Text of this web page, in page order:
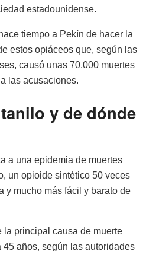
estadounidense.
tiempo a Pekín de hacer la
estos opiáceos que, según las
causó unas 70.000 muertes
las acusaciones.
y de dónde
a una epidemia de muertes
un opioide sintético 50 veces
y mucho más fácil y barato de
la principal causa de muerte
años, según las autoridades